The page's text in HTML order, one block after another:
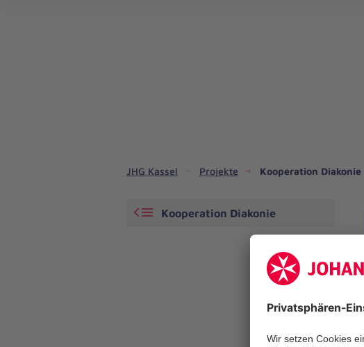
JHG Kassel Projekte Kooperation Diakonie
Kooperation Diakonie